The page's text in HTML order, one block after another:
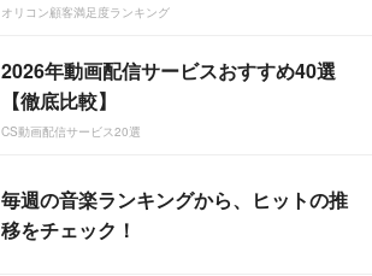
オリコン顧客満足度ランキング
2026年動画配信サービスおすすめ40選
【徹底比較】
CS動画配信サービス20選
毎週の音楽ランキングから、ヒットの推
移をチェック！